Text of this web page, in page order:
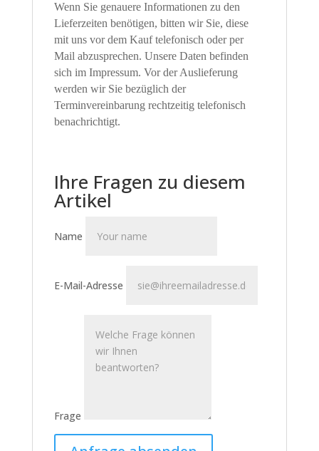
Wenn Sie genauere Informationen zu den
Lieferzeiten benötigen, bitten wir Sie, diese
mit uns vor dem Kauf telefonisch oder per
Mail abzusprechen. Unsere Daten befinden
sich im Impressum. Vor der Auslieferung
werden wir Sie bezüglich der
Terminvereinbarung rechtzeitig telefonisch
benachrichtigt.
Ihre Fragen zu diesem
Artikel
Name
E-Mail-Adresse
Frage